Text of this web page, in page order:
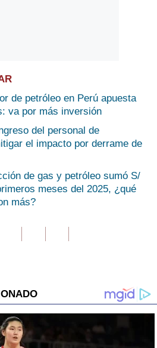
de petróleo en Perú apuesta
va por más inversión
del personal de
el impacto por derrame de
de gas y petróleo sumó S/
meses del 2025, ¿qué
más?